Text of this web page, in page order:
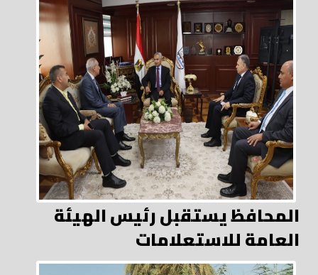
المحافظ يستقبل رئيس الهيئة
العامة للاستعلامات